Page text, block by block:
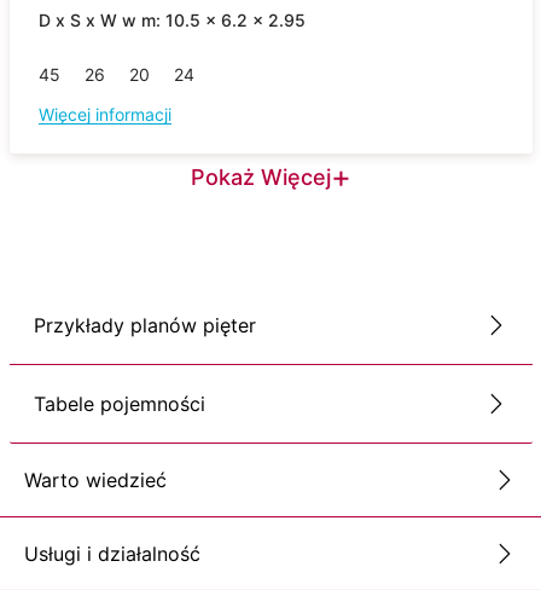
D x S x W w m: 10.5 x 6.2 x 2.95
45 26 20
24
Więcej informacji
Pokaż Więcej+
Przykłady planów pięter
Tabele pojemności
Warto wiedzieć
Usługi i działalność